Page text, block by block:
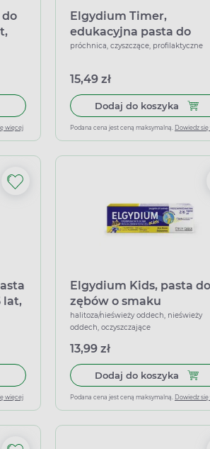
do koszyka Elgydium Junior, pasta do
więcej
Elgydium Timer,
edukacyjna pasta do
zębów dla dzieci, 50 ml
próchnica, czyszczące, profilaktyczne
15,49 zł
Dodaj do koszyka
Podana cena jest ceną maksymalną. Dowiedz
lat,
do koszyka Elgydium Emoji Kids, pasta
więcej
Elgydium Kids, pasta do
zębów o smaku
bananowym dla dzieci,
ml
halitoza/nieświeży oddech, nieświeży
oddech, oczyszczające
13,99 zł
Dodaj do koszyka
Podana cena jest ceną maksymalną. Dowiedz